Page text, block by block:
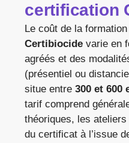
certification
Le coût de la
Certibiocide varie en
agréés et des
(présentiel ou
situe entre 300 et 600
tarif comprend
théoriques, les
du certificat à l’issue